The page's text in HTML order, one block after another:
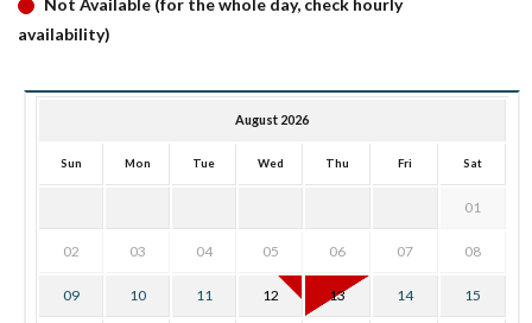
availability)
August 2026
Sun Mon Tue Wed Thu Fri Sat
01
02 03 04 05 06 07 08
09 10 11 12 13 14 15